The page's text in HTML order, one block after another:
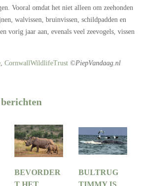
Vooral omdat het niet alleen om zeehonden
walvissen, bruinvissen, schildpadden en
vorig jaar aan, evenals veel zeevogels, vissen
CornwallWildlifeTrust ©PiepVandaag.nl
BEVORDER
T HET
BULTRUG
TIMMY IS